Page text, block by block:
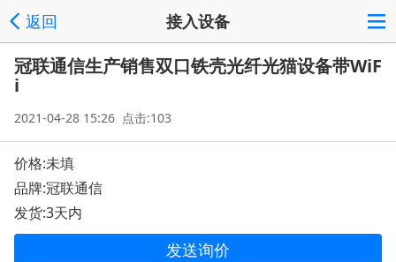
返回 接入设备
冠联通信生产销售双口铁壳光纤光猫设备带WiF
i
2021-04-28 15:26 点击:103
价格:未填
品牌:冠联通信
发货:3天内
发送询价